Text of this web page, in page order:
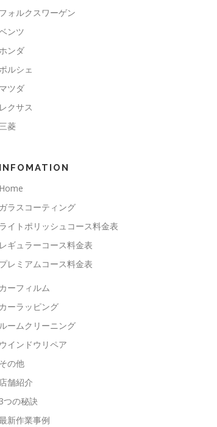
フォルクスワーゲン
ンツ
ンダ
ルシェ
マツダ
レクサス
三菱
INFOMATION
Home
ガラスコーティング
ライトポリッシュコース料金表
レギュラーコース料金表
プレミアムコース料金表
カーフィルム
カーラッピング
ルームクリーニング
ウインドウリペア
その他
店舗紹介
3つの秘訣
新作業事例